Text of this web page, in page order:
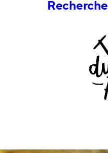
Recherche